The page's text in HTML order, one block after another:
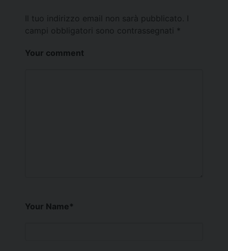
Il tuo indirizzo email non sarà pubblicato.
campi obbligatori sono contrassegnati *
Your comment
Your Name*